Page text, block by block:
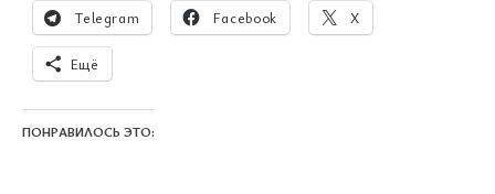
Telegram Facebook X
Ещё
ПОНРАВИЛОСЬ ЭТО: